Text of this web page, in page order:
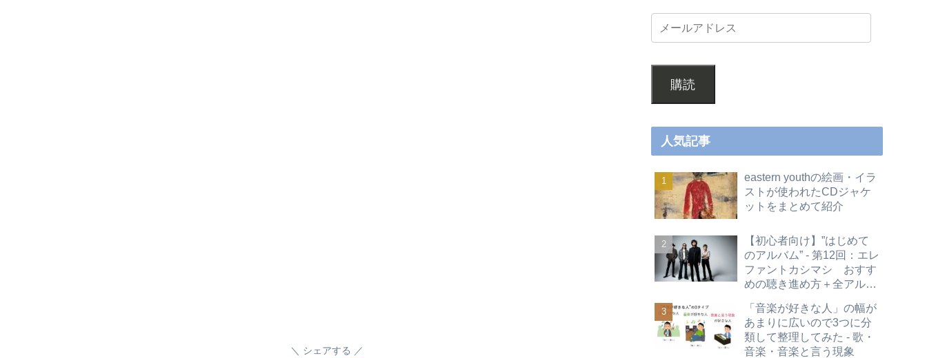
シェアする
購読
人気記事
eastern youthの絵画・イラ
ストが使われたCDジャケ
ットをまとめて紹介
【初心者向け】”はじめて
のアルバム” - 第12回：エレ
ファントカシマシ おすす
めの聴き進め方＋全アルバ
「音楽が好きな人」の幅が
あまりに広いので3つに分
類して整理してみた - 歌・
音楽・音楽と言う現象